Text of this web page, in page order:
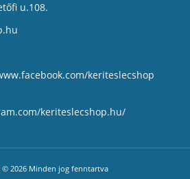
u.108.
keriteslecshop
keriteslecshop.hu/
2026 Minden jog fenntartva